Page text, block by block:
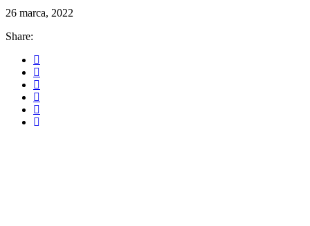
26 marca, 2022
Share: